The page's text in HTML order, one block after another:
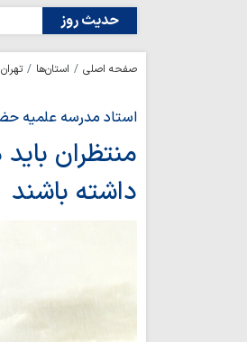
حدیث روز
صفحه اصلی استان‌ها تهران
استاد مدرسه علمیه
منتظران
داشته باشند